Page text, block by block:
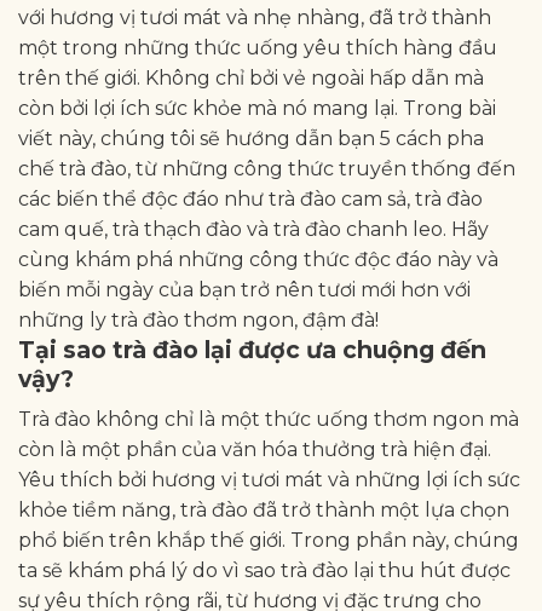
với hương vị tươi mát và nhẹ nhàng, đã trở thành
một trong những thức uống yêu thích hàng đầu
trên thế giới. Không chỉ bởi vẻ ngoài hấp dẫn mà
còn bởi lợi ích sức khỏe mà nó mang lại. Trong bài
viết này, chúng tôi sẽ hướng dẫn bạn 5 cách pha
chế trà đào, từ những công thức truyền thống đến
các biến thể độc đáo như trà đào cam sả, trà đào
cam quế, trà thạch đào và trà đào chanh leo. Hãy
cùng khám phá những công thức độc đáo này và
biến mỗi ngày của bạn trở nên tươi mới hơn với
những ly trà đào thơm ngon, đậm đà!
Tại sao trà đào lại được ưa chuộng đến
vậy?
Trà đào không chỉ là một thức uống thơm ngon mà
còn là một phần của văn hóa thưởng trà hiện đại.
Yêu thích bởi hương vị tươi mát và những lợi ích sức
khỏe tiềm năng, trà đào đã trở thành một lựa chọn
phổ biến trên khắp thế giới. Trong phần này, chúng
ta sẽ khám phá lý do vì sao trà đào lại thu hút được
sự yêu thích rộng rãi, từ hương vị đặc trưng cho